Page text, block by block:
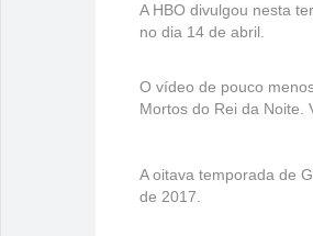
A HBO divulgou nesta
no dia 14 de abril.
O vídeo de pouco
Mortos do Rei da Noite.
A oitava temporada de
de 2017.